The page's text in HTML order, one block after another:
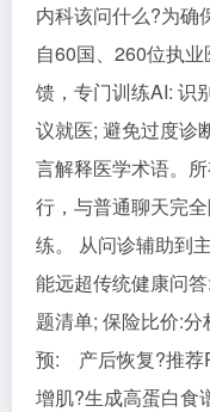
内科该问什么?为确
自60国、260位执
馈，专门训练AI: 识
议就医; 避免过度诊
言解释医学术语。
行，与普通聊天完
练。 从问诊辅助到
能远超传统健康问
题清单; 保险比价:
预: 产后恢复?推荐
增肌?生成高蛋白食